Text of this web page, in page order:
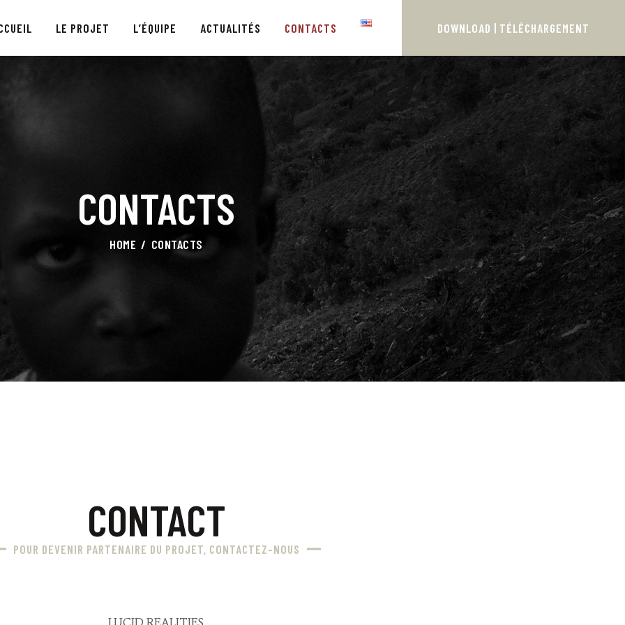
LE PROJET L’ÉQUIPE ACTUALITÉS CONTACTS DOWNLOAD | TÉLÉCHARGEMENT
CONTACTS
HOME CONTACTS
PROJET
CONTACT
POUR DEVENIR PARTENAIRE DU PROJET, CONTACTEZ-NOUS